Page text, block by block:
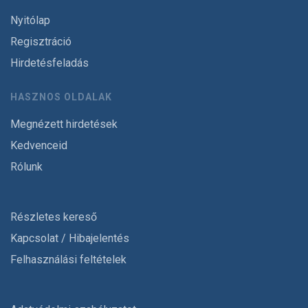
Nyitólap
Regisztráció
Hirdetésfeladás
HASZNOS OLDALAK
Megnézett hirdetések
Kedvenceid
Rólunk
Részletes kereső
Kapcsolat / Hibajelentés
Felhasználási feltételek